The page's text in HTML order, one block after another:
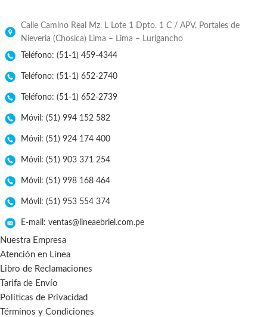
Calle Camino Real Mz. L Lote 1 Dpto. 1 C / APV. Portales de
Nieveria (Chosica) Lima – Lima – Lurigancho
Teléfono: (51-1) 459-4344
Teléfono: (51-1) 652-2740
Teléfono: (51-1) 652-2739
Móvil: (51) 994 152 582
Móvil: (51) 924 174 400
Móvil: (51) 903 371 254
Móvil: (51) 998 168 464
Móvil: (51) 953 554 374
E-mail: ventas@lineaebriel.com.pe
Nuestra Empresa
Atención en Línea
Libro de Reclamaciones
Tarifa de Envío
Políticas de Privacidad
Términos y Condiciones